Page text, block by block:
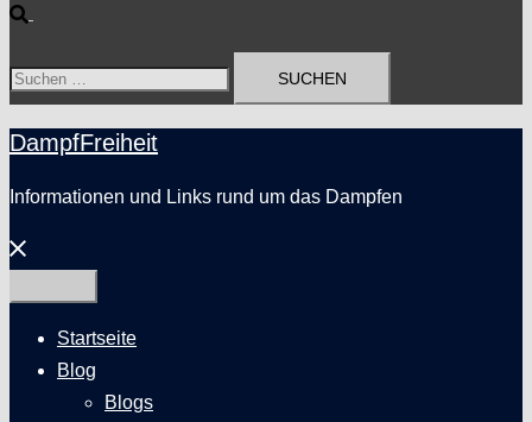
Suche
Suchen
DampfFreiheit
Informationen und Links rund um das Dampfen
Menü
schließen
Startseite
Blog
Blogs